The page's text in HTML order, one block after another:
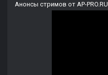
Анонсы стримов от AP-PRO.RU